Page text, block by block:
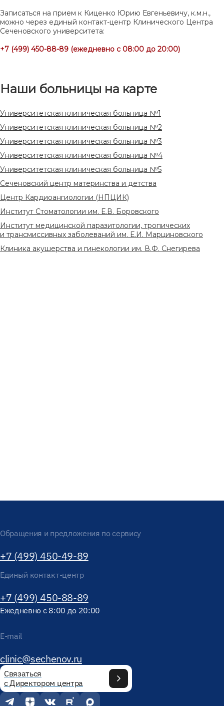
Записаться на прием к Киценко Юрию Евгеньевичу, к.м.н.,
можно через единый контакт-центр Клинического Центра
Сеченовского университета:
+7 (499) 450-88-89 (ежедневно с 08:00 до 20:00)
Наши больницы на карте
Университетская клиническая больница №1
Университетская клиническая больница №2
Университетская клиническая больница №3
Университетская клиническая больница №4
Университетская клиническая больница №5
Сеченовский центр материнства и детства
Центр Кардиоангиологии (НПЦИК)
Институт Стоматологии им. Е.В. Боровского
Институт медицинской паразитологии, тропических
и трансмиссивных заболеваний им. Е.И. Марциновского
Клиника акушерства и гинекологии им. В.Ф. Снегирева
Обращения и предложения по сервису
+7 (499) 450-49-89
Единый контакт-центр
+7 (499) 450-88-89
Ежедневно с 8:00 до 20:00
E-mail
clinic@sechenov.ru
Связаться
с Директором центра